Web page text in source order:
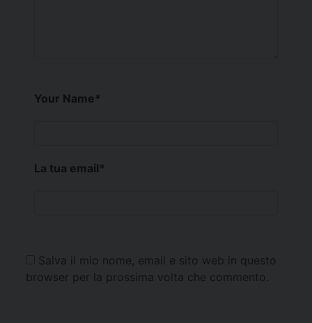
Your Name*
La tua email*
Salva il mio nome, email e sito web in questo
browser per la prossima volta che commento.